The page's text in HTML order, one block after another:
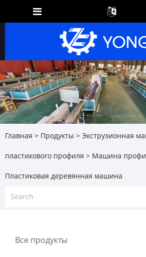
Главная > Продукты > Экструзионная
пластикового профиля > Машина
Пластиковая деревянная машина
Все продукты